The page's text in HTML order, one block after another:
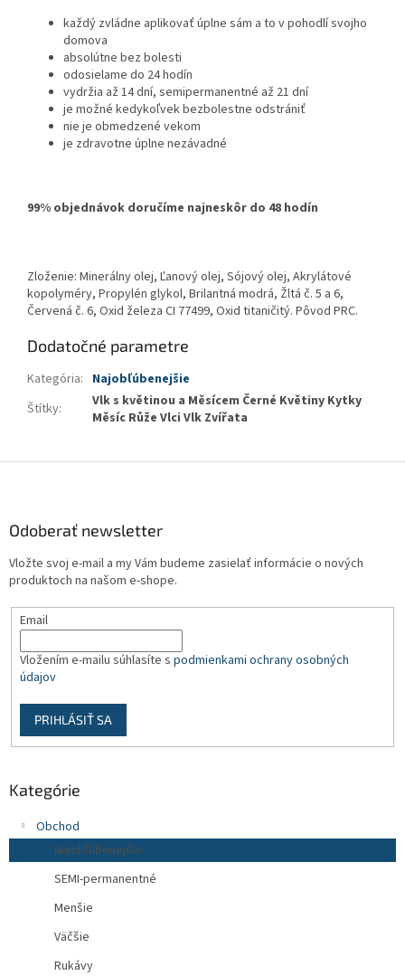
každý zvládne aplikovať úplne sám a to v pohodlí svojho
domova
absolútne bez bolesti
odosielame do 24 hodín
vydržia až 14 dní, semipermanentné až 21 dní
je možné kedykoľvek bezbolestne odstrániť
nie je obmedzené vekom
je zdravotne úplne nezávadné
99% objednávok doručíme najneskôr do 48 hodín
Zloženie: Minerálny olej, Ľanový olej, Sójový olej, Akrylátové
kopolyméry, Propylén glykol, Brilantná modrá, Žltá č. 5 a 6,
Červená č. 6, Oxid železa CI 77499, Oxid titaničitý. Pôvod PRC.
Dodatočné parametre
Kategória: Najobľúbenejšie
Štítky:
Vlk s květinou a Měsícem Černé Květiny Kytky
Měsíc Růže Vlci Vlk Zvířata
Odoberať newsletter
Vložte svoj e-mail a my Vám budeme zasielať informácie o nových
produktoch na našom e-shope.
Email
Vložením e-mailu súhlasíte s podmienkami ochrany osobných
údajov
PRIHLÁSIŤ SA
Kategórie
Obchod
Najobľúbenejšie
SEMI-permanentné
Menšie
Väčšie
Rukávy